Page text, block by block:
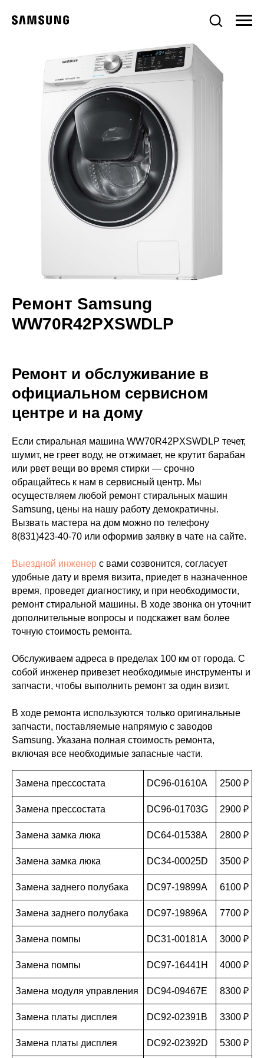
Ремонт Samsung
WW70R42PXSWDLP
Ремонт и обслуживание в
официальном сервисном
центре и на дому
Если стиральная машина WW70R42PXSWDLP течет,
шумит, не греет воду, не отжимает, не крутит барабан
или рвет вещи во время стирки — срочно
обращайтесь к нам в сервисный центр. Мы
осуществляем любой ремонт стиральных машин
Samsung, цены на нашу работу демократичны.
Вызвать мастера на дом можно по телефону
8(831)423-40-70 или оформив заявку в чате на сайте.
Выездной инженер с вами созвонится, согласует
удобные дату и время визита, приедет в назначенное
время, проведет диагностику, и при необходимости,
ремонт стиральной машины. В ходе звонка он уточнит
дополнительные вопросы и подскажет вам более
точную стоимость ремонта.
Обслуживаем адреса в пределах 100 км от города. С
собой инженер привезет необходимые инструменты и
запчасти, чтобы выполнить ремонт за один визит.
В ходе ремонта используются только оригинальные
запчасти, поставляемые напрямую с заводов
Samsung. Указана полная стоимость ремонта,
включая все необходимые запасные части.
Замена прессостата DC96-01610A 2500 ₽
Замена прессостата DC96-01703G 2900 ₽
Замена замка люка DC64-01538A 2800 ₽
Замена замка люка DC34-00025D 3500 ₽
Замена заднего полубака DC97-19899A 6100 ₽
Замена заднего полубака DC97-19896A 7700 ₽
Замена помпы DC31-00181A 3000 ₽
Замена помпы DC97-16441H 4000 ₽
Замена модуля управления DC94-09467E 8300 ₽
Замена платы дисплея DC92-02391B 3300 ₽
Замена платы дисплея DC92-02392D 5300 ₽